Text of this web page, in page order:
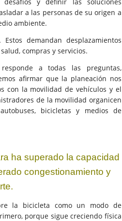
a las personas de su origen a
ambiente.
demandan desplazamientos
compras y servicios.
a todas las preguntas,
afirmar que la planeación nos
con la movilidad de vehículos y el
de la movilidad organicen
bicicletas y medios de
ha superado la capacidad
congestionamientoy
la bicicleta como un modo de
porque sigue creciendo física